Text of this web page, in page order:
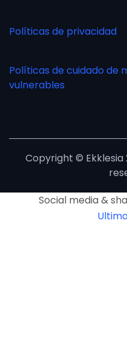
Políticas de privacidad
Políticas de cuidado de
vulnerables
Copyright © Ekklesia
Social media &